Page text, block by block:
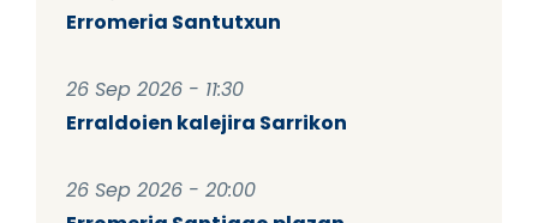
Erromeria Santutxun
26 Sep 2026 - 11:30
Erraldoien kalejira Sarrikon
26 Sep 2026 - 20:00